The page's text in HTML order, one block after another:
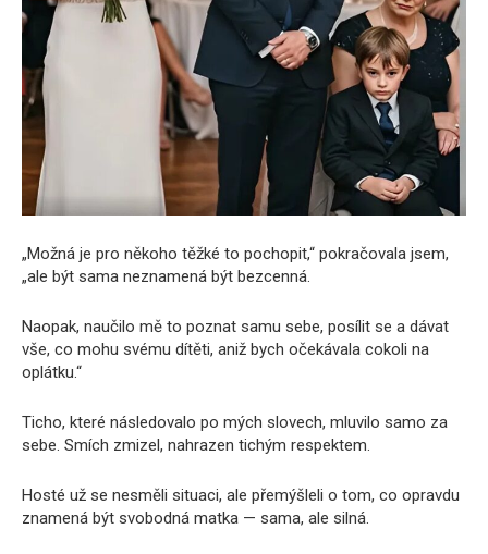
„Možná je pro někoho těžké to pochopit,“ pokračovala jsem,
„ale být sama neznamená být bezcenná.
Naopak, naučilo mě to poznat samu sebe, posílit se a dávat
vše, co mohu svému dítěti, aniž bych očekávala cokoli na
oplátku.“
Ticho, které následovalo po mých slovech, mluvilo samo za
sebe. Smích zmizel, nahrazen tichým respektem.
Hosté už se nesměli situaci, ale přemýšleli o tom, co opravdu
znamená být svobodná matka — sama, ale silná.